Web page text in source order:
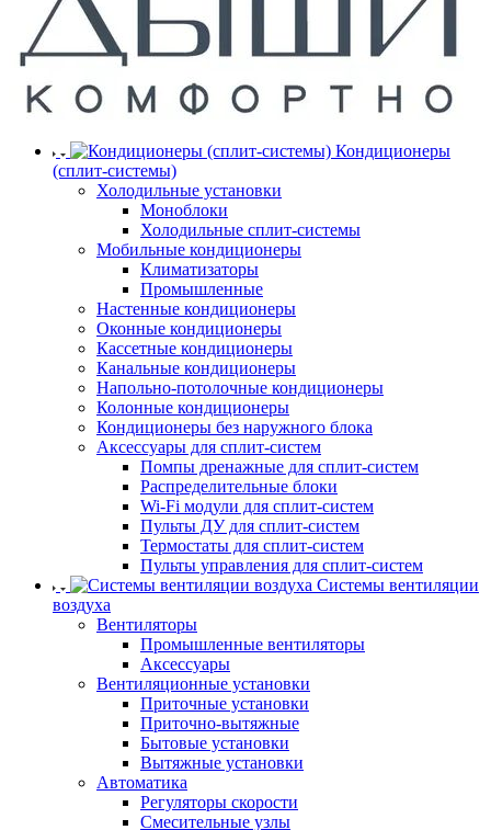
Кондиционеры
(сплит-системы)
Холодильные установки
Моноблоки
Холодильные сплит-системы
Мобильные кондиционеры
Климатизаторы
Промышленные
Настенные кондиционеры
Оконные кондиционеры
Кассетные кондиционеры
Канальные кондиционеры
Напольно-потолочные кондиционеры
Колонные кондиционеры
Кондиционеры без наружного блока
Аксессуары для сплит-систем
Помпы дренажные для сплит-систем
Распределительные блоки
Wi-Fi модули для сплит-систем
Пульты ДУ для сплит-систем
Термостаты для сплит-систем
Пульты управления для сплит-систем
Системы вентиляции
воздуха
Вентиляторы
Промышленные вентиляторы
Аксессуары
Вентиляционные установки
Приточные установки
Приточно-вытяжные
Бытовые установки
Вытяжные установки
Автоматика
Регуляторы скорости
Смесительные узлы